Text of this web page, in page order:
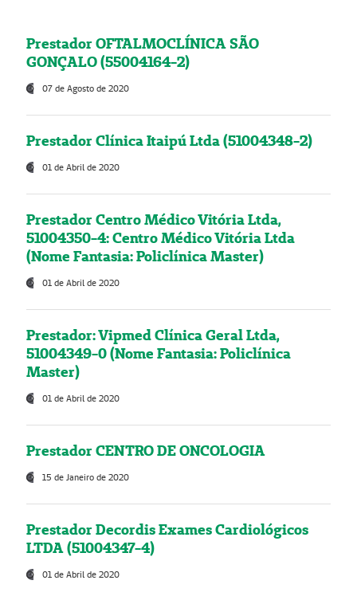
Prestador OFTALMOCLÍNICA SÃO
GONÇALO (55004164-2)
07 de Agosto de 2020
Prestador Clínica Itaipú Ltda (51004348-2)
01 de Abril de 2020
Prestador Centro Médico Vitória Ltda,
51004350-4: Centro Médico Vitória Ltda
(Nome Fantasia: Policlínica Master)
01 de Abril de 2020
Prestador: Vipmed Clínica Geral Ltda,
51004349-0 (Nome Fantasia: Policlínica
Master)
01 de Abril de 2020
Prestador CENTRO DE ONCOLOGIA
15 de Janeiro de 2020
Prestador Decordis Exames Cardiológicos
LTDA (51004347-4)
01 de Abril de 2020